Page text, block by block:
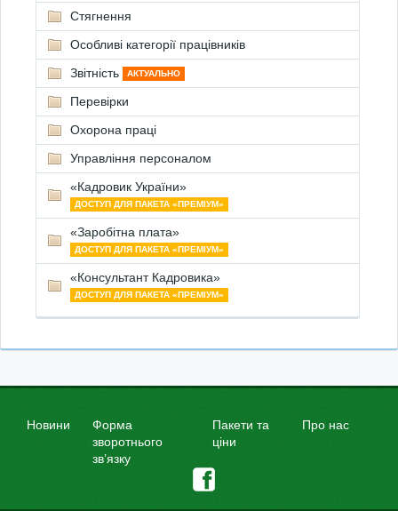
Стягнення
Особливі категорії працівників
Звітність
АКТУАЛЬНО
Перевірки
Охорона праці
Управління персоналом
«Кадровик України»
ДОСТУП ДЛЯ ПАКЕТА «ПРЕМІУМ»
«Заробітна плата»
ДОСТУП ДЛЯ ПАКЕТА «ПРЕМІУМ»
«Консультант Кадровика»
ДОСТУП ДЛЯ ПАКЕТА «ПРЕМІУМ»
Новини
Форма
зворотнього
зв’язку
Пакети та
ціни
Про нас